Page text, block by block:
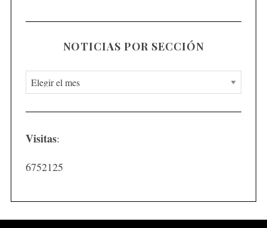
NOTICIAS POR SECCIÓN
N
o
t
c
i
Visitas:
6752125